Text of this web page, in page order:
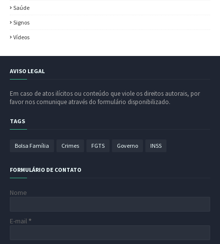
Saúde
Signos
Vídeos
AVISO LEGAL
Em caso de atos ilícitos ou conteúdo que viole os direitos autorais, por
favor nos comunique através do formulário disponibilizado.
TAGS
Bolsa Família Crimes FGTS Governo INSS
FORMULÁRIO DE CONTATO
Nome
E-mail *